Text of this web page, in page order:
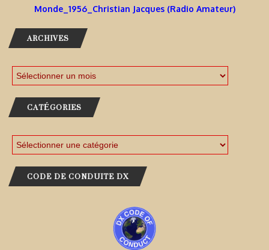
Monde_1956_Christian Jacques (Radio Amateur)
ARCHIVES
CATÉGORIES
CODE DE CONDUITE DX